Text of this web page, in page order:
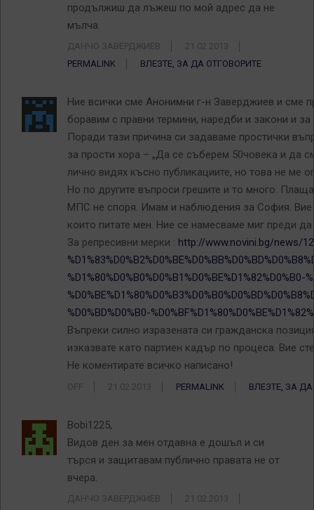
продължиш да лъжеш по мой адрес да не
мълча.
ДАНЧО ЗАВЕРДЖИЕВ
21.02.2013
PERMALINK
ВЛЕЗТЕ, ЗА ДА ОТГОВОРИТЕ
Ние всички сме Анонимни г-н Заверджиев и сме
боравим с правни термини, наредби и закони и
Поради тази причина си задаваме простички
за прости хора – „Да се съберем 50човека и да
лично видях късно публикациите, но това не ме
Но по другите въпроси грешите и то много.
МПС не споря. Имам и наблюдения за София. Вие
които питате мен. Ние се намесваме миг преди да
За репресивни мерки : http://www.novini.bg/news/
%D1%80%D0%B0%D0%B1%D0%BE%D1%82%D0%B0-
%D0%BD%D0%B0-
Въпреки силно изразената си гражданска
изказвате като партиен кадър по процеса. Вие
Не коментирате всичко написано!
OFF 21.02.2013 PERMALINK ВЛЕЗТЕ, ЗА
Bobi1225,
Видов ден за мен отдавна е дошъл и си
търся и защитавам публично правата не от
вчера.
ДАНЧО ЗАВЕРДЖИЕВ
21.02.2013